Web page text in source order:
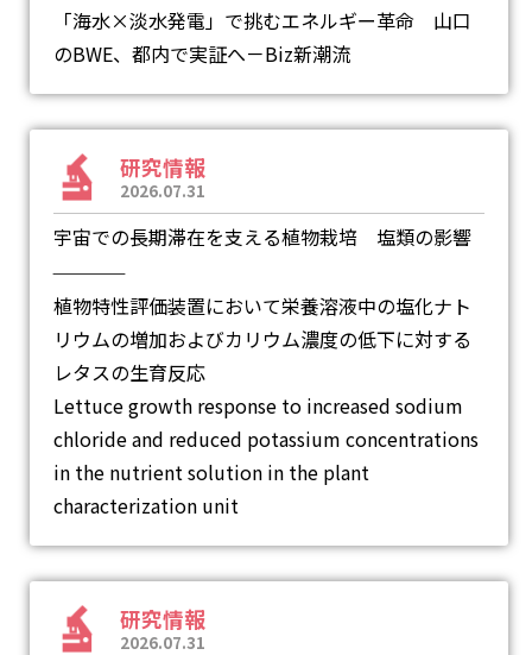
「海水×淡水発電」で挑むエネルギー革命 山口
のBWE、都内で実証へ－Biz新潮流
研究情報
2026.07.31
宇宙での長期滞在を支える植物栽培 塩類の影響
―
植物特性評価装置において栄養溶液中の塩化ナト
リウムの増加およびカリウム濃度の低下に対する
レタスの生育反応
Lettuce growth response to increased sodium
chloride and reduced potassium concentrations
in the nutrient solution in the plant
characterization unit
研究情報
2026.07.31